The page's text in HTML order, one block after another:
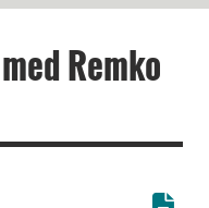
Remko